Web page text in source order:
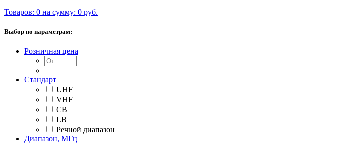
Товаров: 0 на сумму: 0 руб.
Выбор по параметрам:
Розничная цена
Стандарт
UHF
VHF
CB
LB
Речной диапазон
Диапазон, МГц